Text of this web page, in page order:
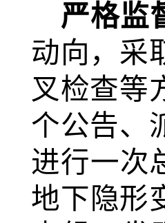
严格监
动向，采
叉检查等
个公告、
进行一次
地下隐形